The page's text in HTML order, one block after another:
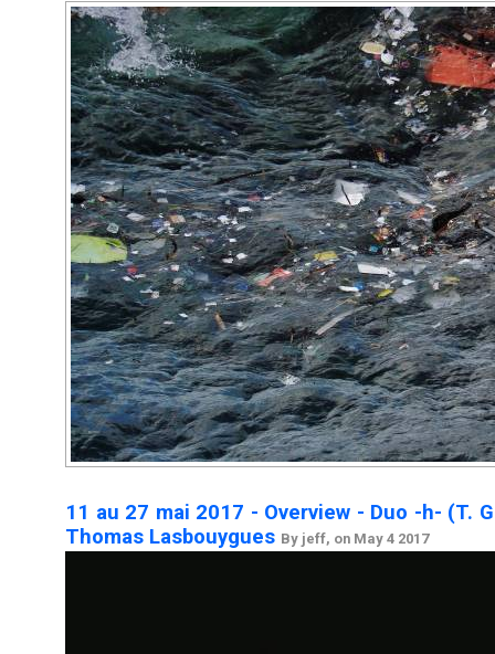
11 au 27 mai 2017 - Overview - Duo -h- (T.
Thomas Lasbouygues By jeff, on May 4 2017